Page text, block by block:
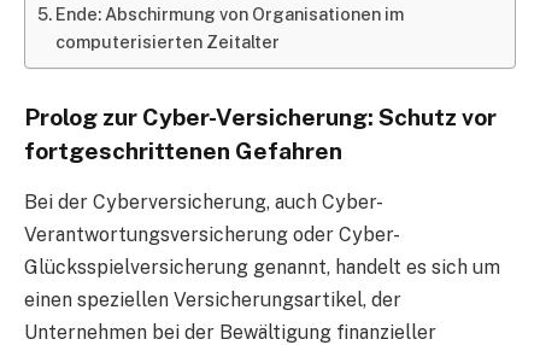
Ende: Abschirmung von Organisationen im
computerisierten Zeitalter
Prolog zur Cyber-Versicherung: Schutz vor
fortgeschrittenen Gefahren
Bei der Cyberversicherung, auch Cyber-
Verantwortungsversicherung oder Cyber-
Glücksspielversicherung genannt, handelt es sich um
einen speziellen Versicherungsartikel, der
Unternehmen bei der Bewältigung finanzieller